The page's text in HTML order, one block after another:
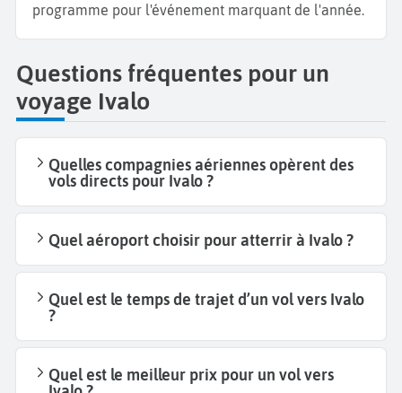
programme pour l'événement marquant de l'année.
Questions fréquentes pour un
voyage Ivalo
Quelles compagnies aériennes opèrent des
vols directs pour Ivalo ?
Quel aéroport choisir pour atterrir à Ivalo ?
Quel est le temps de trajet d’un vol vers Ivalo
?
Quel est le meilleur prix pour un vol vers